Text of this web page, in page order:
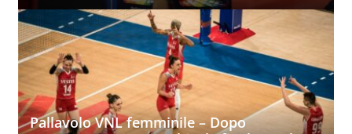
Pallavolo VNL femminile – Dopo